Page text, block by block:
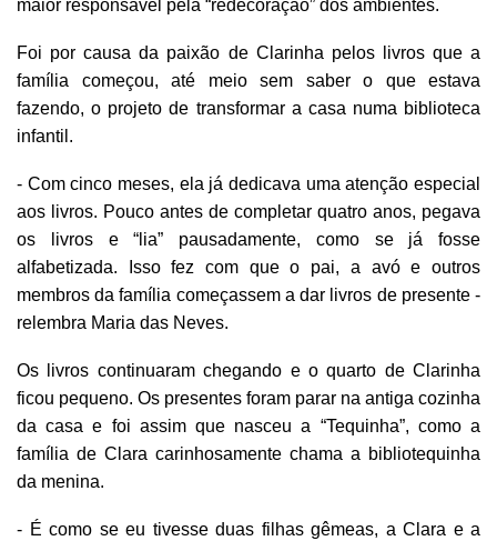
maior responsável pela “redecoração” dos ambientes.
Foi por causa da paixão de Clarinha pelos livros que a
família começou, até meio sem saber o que estava
fazendo, o projeto de transformar a casa numa biblioteca
infantil.
- Com cinco meses, ela já dedicava uma atenção especial
aos livros. Pouco antes de completar quatro anos, pegava
os livros e “lia” pausadamente, como se já fosse
alfabetizada. Isso fez com que o pai, a avó e outros
membros da família começassem a dar livros de presente -
relembra Maria das Neves.
Os livros continuaram chegando e o quarto de Clarinha
ficou pequeno. Os presentes foram parar na antiga cozinha
da casa e foi assim que nasceu a “Tequinha”, como a
família de Clara carinhosamente chama a bibliotequinha
da menina.
- É como se eu tivesse duas filhas gêmeas, a Clara e a